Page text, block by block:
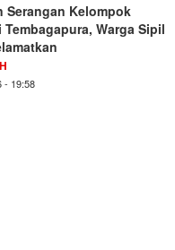
Serangan Kelompok
Warga Sipil
- 19:58